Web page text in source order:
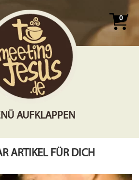
0
AUFKLAPPEN
ARTIKEL FÜR DICH